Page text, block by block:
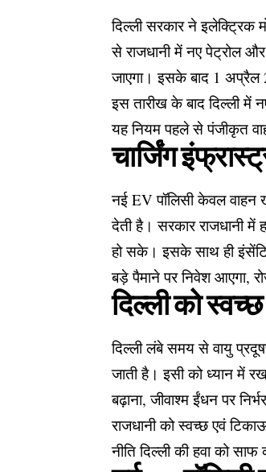
दिल्ली सरकार ने इलेक्ट्रिक
से राजधानी में नए पेट्रोल
जाएगा। इसके बाद 1 अप्रैल
इस तारीख के बाद दिल्ली में
यह नियम पहले से पंजीकृत
चार्जिंग
नई EV पॉलिसी केवल वाहन
देती है। सरकार राजधानी में
हो सके। इसके साथ ही
बड़े पैमाने पर निवेश आएगा,
दिल्ली को
दिल्ली लंबे समय से वायु
जाती है। इसी को ध्यान में
बढ़ाना, जीवाश्म ईंधन पर
राजधानी को स्वच्छ एवं
नीति दिल्ली की हवा को